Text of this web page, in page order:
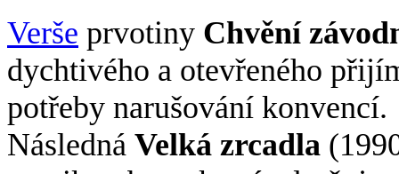
Verše prvotiny Chvění
dychtivého a otevřeného
potřeby narušování konvencí.
Následná Velká zrcadla